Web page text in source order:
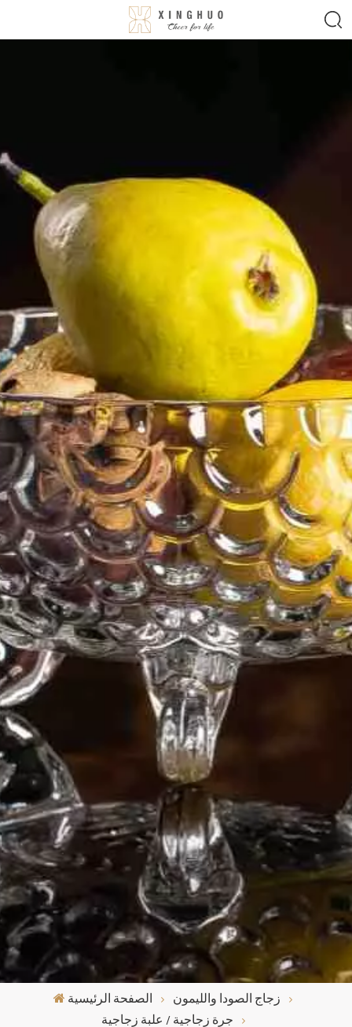
الصفحة الرئيسية
زجاج الصودا والليمون
جرة زجاجية / علبة زجاجية